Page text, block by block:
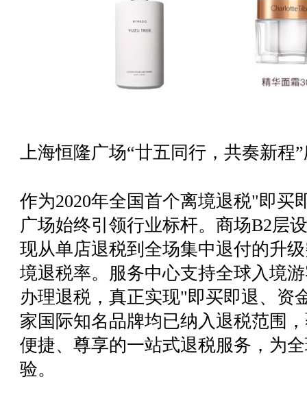
上海恒隆广场“廿五同行，共奏新
作为2020年全国首个离境退税"即买
广场始终引领行业标杆。商场B2层
现从单店退税到全场集中退付的升
境退税率。服务中心支持全球入境
办理退税，真正实现"即买即退、资
家国际知名品牌均已纳入退税范围
便捷、尊享的一站式退税服务，为
验。